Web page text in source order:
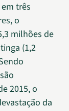
três
o
milhões de
(1,2
2015, o
da